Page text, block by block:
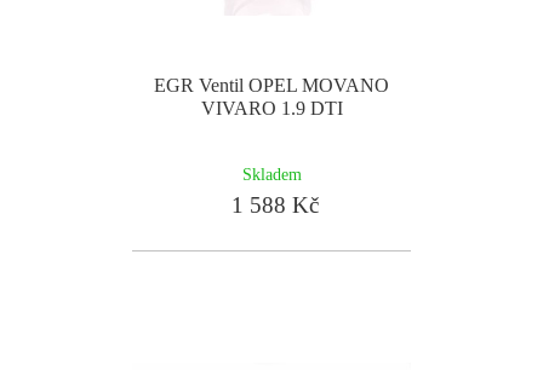
EGR Ventil OPEL MOVANO
VIVARO 1.9 DTI
Skladem
1 588 Kč